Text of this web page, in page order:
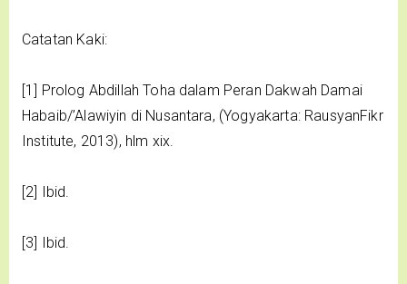
Catatan Kaki:
[1] Prolog Abdillah Toha dalam Peran Dakwah Damai
Habaib/’Alawiyin di Nusantara, (Yogyakarta: RausyanFikr
Institute, 2013), hlm xix.
[2] Ibid.
[3] Ibid.